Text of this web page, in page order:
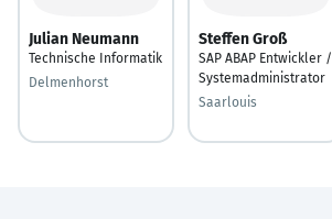
Julian Neumann
Technische Informatik
Delmenhorst
Steffen Groß
SAP ABAP Entwickler /
Systemadministrator
Saarlouis